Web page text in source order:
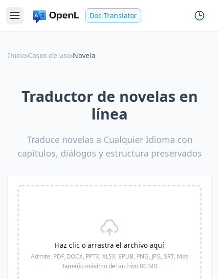
Doc Translator
Inicio›Casos de uso›Novela
Traductor de novelas en
línea
Traduce novelas a Cualquier Idioma con
capítulos, diálogos y estructura preservados
Haz clic o arrastra el archivo aquí
Admite: PDF, DOCX, PPTX, XLSX, EPUB, PNG, JPG, SRT, Más
Tamaño máximo del archivo 80 MB